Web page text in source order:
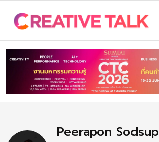
Peerapon Sodsup